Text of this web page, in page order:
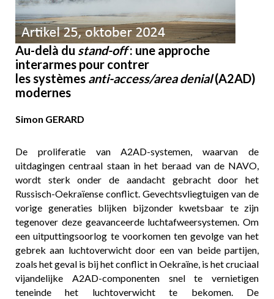
Au-delà du stand-off: une approche
interarmes pour contrer
les systèmes anti-access/area denial(A2AD)
modernes
Simon GERARD
De proliferatie van A2AD-systemen, waarvan de
uitdagingen centraal staan in het beraad van de NAVO,
wordt sterk onder de aandacht gebracht door het
Russisch-Oekraïense conflict. Gevechtsvliegtuigen van de
vorige generaties blijken bijzonder kwetsbaar te zijn
tegenover deze geavanceerde luchtafweersystemen. Om
een uitputtingsoorlog te voorkomen ten gevolge van het
gebrek aan luchtoverwicht door een van beide partijen,
zoals het geval is bij het conflict in Oekraïne, is het cruciaal
vijandelijke A2AD-componenten snel te vernietigen
teneinde het luchtoverwicht te bekomen. De